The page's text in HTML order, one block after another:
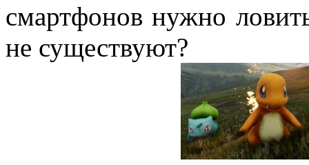
смартфонов нужно
не существуют?